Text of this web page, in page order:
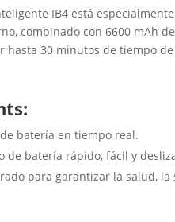
IB4 está
combinado con 6600 mAh
hasta 30 minutos de tiempo
batería en tiempo real.
de batería rápido, fácil y
para garantizar la salud,